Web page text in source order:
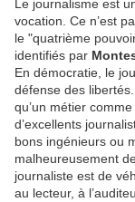
Le journalisme est
vocation. Ce n’est
le "quatrième
identifiés par
En démocratie, le
défense des
qu’un métier
d’excellents
bons ingénieurs ou
malheureusement
journaliste est de
au lecteur, à